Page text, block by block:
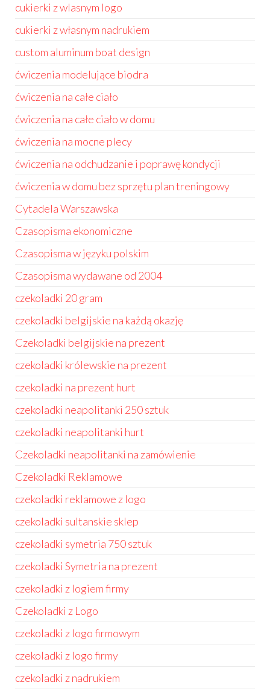
cukierki z wlasnym logo
cukierki z własnym nadrukiem
custom aluminum boat design
ćwiczenia modelujące biodra
ćwiczenia na całe ciało
ćwiczenia na całe ciało w domu
ćwiczenia na mocne plecy
ćwiczenia na odchudzanie i poprawę kondycji
ćwiczenia w domu bez sprzętu plan treningowy
Cytadela Warszawska
Czasopisma ekonomiczne
Czasopisma w języku polskim
Czasopisma wydawane od 2004
czekoladki 20 gram
czekoladki belgijskie na każdą okazję
Czekoladki belgijskie na prezent
czekoladki królewskie na prezent
czekoladki na prezent hurt
czekoladki neapolitanki 250 sztuk
czekoladki neapolitanki hurt
Czekoladki neapolitanki na zamówienie
Czekoladki Reklamowe
czekoladki reklamowe z logo
czekoladki sultanskie sklep
czekoladki symetria 750 sztuk
czekoladki Symetria na prezent
czekoladki z logiem firmy
Czekoladki z Logo
czekoladki z logo firmowym
czekoladki z logo firmy
czekoladki z nadrukiem